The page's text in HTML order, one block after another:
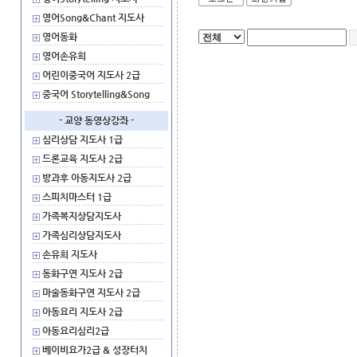
영어Song&Chant 지도사
영어동화
영어손유희
어린이중국어 지도사 2급
중국어 Storytelling&Song
- 교양 동영상강좌 -
심리상담 지도사 1급
드론교육 지도사 2급
방과후 아동지도사 2급
스피치마스터 1급
가족복지상담지도사
가족심리상담지도사
손유희 지도사
동화구연 지도사 2급
마술동화구연 지도사 2급
아동요리 지도사 2급
아동요리심리2급
베이비요가2급 & 성장터치